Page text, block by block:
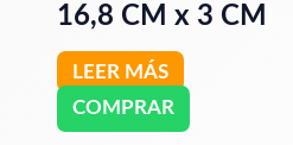
16,8 CM x 3 CM
LEER MÁS
COMPRAR